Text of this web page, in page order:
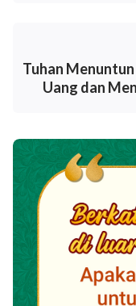
Saudara Li
adalah, setelah
tipu daya, egois
buruk terhadap
kita mulai
mendengarkan
orang tidak dapat
termasuk orang-
Aku sepenuhnya
Tuhan
Uang dan